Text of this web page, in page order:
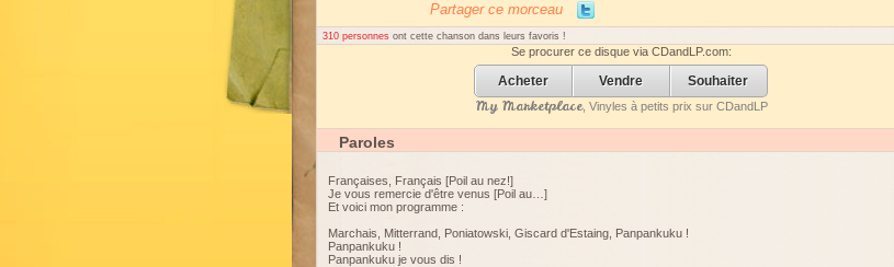
increase
or
Partager ce morceau
310 personnes ont cette chanson dans leurs favoris !
Se procurer ce disque via CDandLP.com:
Acheter Vendre Souhaiter
My Marketplace, Vinyles à petits prix sur CDandLP
Paroles
Françaises, Français [Poil au nez!]
Je vous remercie d'être venus [Poil au…]
Et voici mon programme :
Marchais, Mitterrand, Poniatowski, Giscard d'Estaing, Panpankuku !
Panpankuku !
Panpankuku je vous dis !